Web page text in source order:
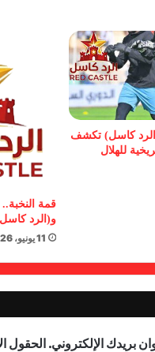
كاسل) تكشف
للهلال
قمة النخبة..
و(الرد
11 يونيو، 2026
بريدك الإلكتروني. الحقول